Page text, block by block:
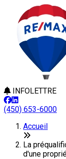
INFOLETTRE
(450) 653-6000
Accueil
La
d'une